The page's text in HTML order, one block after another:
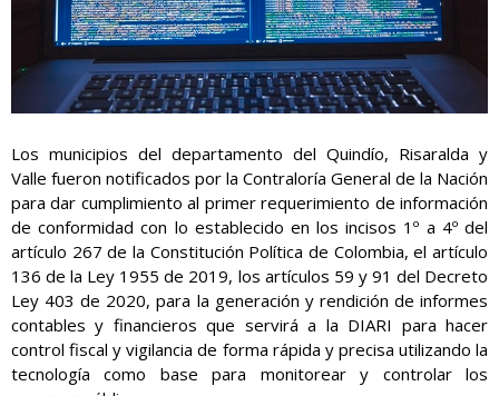
Los municipios del departamento del Quindío, Risaralda y
Valle fueron notificados por la Contraloría General de la Nación
para dar cumplimiento al primer requerimiento de información
de conformidad con lo establecido en los incisos 1º a 4º del
artículo 267 de la Constitución Política de Colombia, el artículo
136 de la Ley 1955 de 2019, los artículos 59 y 91 del Decreto
Ley 403 de 2020, para la generación y rendición de informes
contables y financieros que servirá a la DIARI para hacer
control fiscal y vigilancia de forma rápida y precisa utilizando la
tecnología como base para monitorear y controlar los